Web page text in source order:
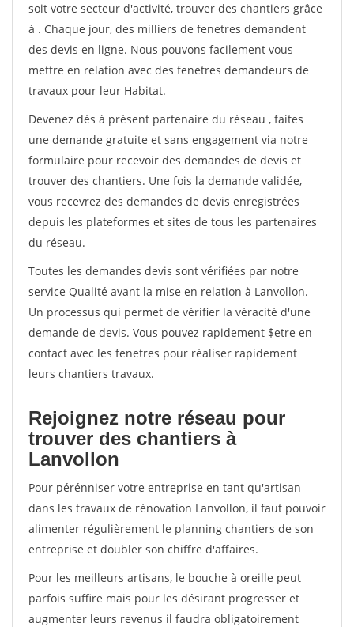
soit votre secteur d'activité, trouver des chantiers grâce
à . Chaque jour, des milliers de fenetres demandent
des devis en ligne. Nous pouvons facilement vous
mettre en relation avec des fenetres demandeurs de
travaux pour leur Habitat.
Devenez dès à présent partenaire du réseau , faites
une demande gratuite et sans engagement via notre
formulaire pour recevoir des demandes de devis et
trouver des chantiers. Une fois la demande validée,
vous recevrez des demandes de devis enregistrées
depuis les plateformes et sites de tous les partenaires
du réseau.
Toutes les demandes devis sont vérifiées par notre
service Qualité avant la mise en relation à Lanvollon.
Un processus qui permet de vérifier la véracité d'une
demande de devis. Vous pouvez rapidement $etre en
contact avec les fenetres pour réaliser rapidement
leurs chantiers travaux.
Rejoignez notre réseau pour
trouver des chantiers à
Lanvollon
Pour pérénniser votre entreprise en tant qu'artisan
dans les travaux de rénovation Lanvollon, il faut pouvoir
alimenter régulièrement le planning chantiers de son
entreprise et doubler son chiffre d'affaires.
Pour les meilleurs artisans, le bouche à oreille peut
parfois suffire mais pour les désirant progresser et
augmenter leurs revenus il faudra obligatoirement